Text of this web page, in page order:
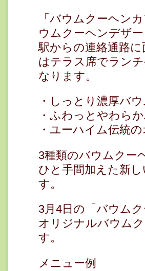
「バウムクーヘン
ウムクーヘンデザ
駅からの連絡通路
はテラス席でラン
なります。
・しっとり濃厚バ
・ふわっとやわら
・ユーハイム伝統
3種類のバウムクー
ひと手間加えた新
す。
3月4日の「バウム
オリジナルバウム
す。
メニュー例